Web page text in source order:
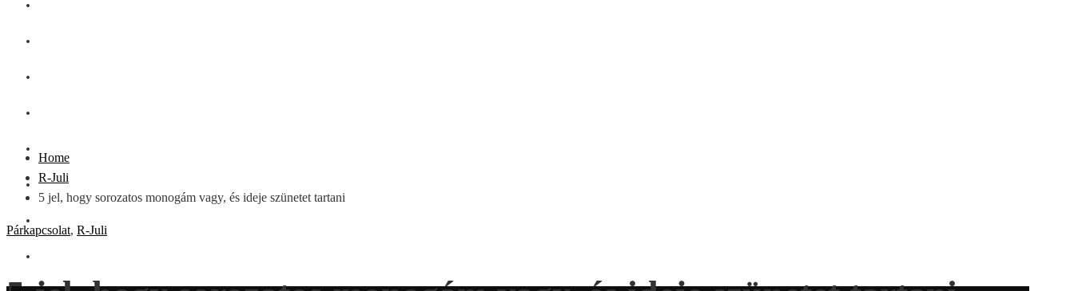
OTTHON
Home
R-Juli
5 jel, hogy sorozatos monogám vagy, és ideje szünetet tartani
Párkapcsolat, R-Juli